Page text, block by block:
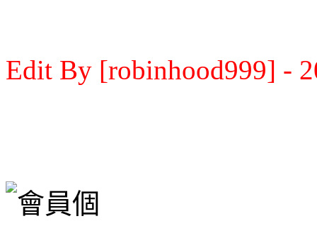
Edit By [robinhood999] -